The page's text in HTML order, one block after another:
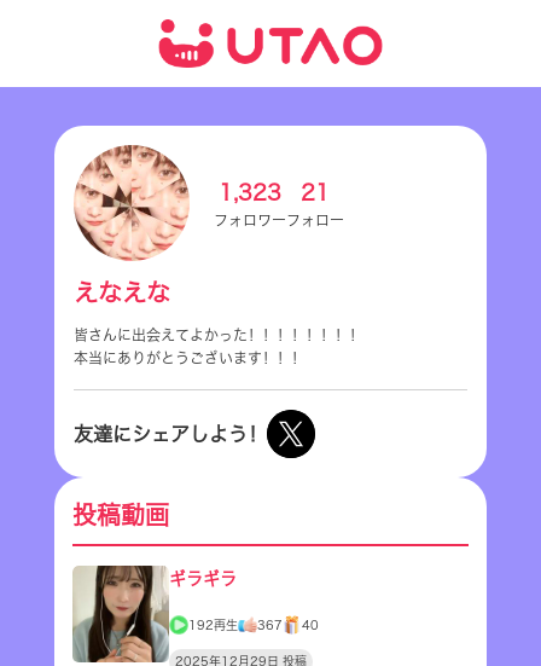
1,323
フォロワー
21
フォロー
えなえな
皆さんに出会えてよかった！！！！！！！！
本当にありがとうございます！！！
友達にシェアしよう！
投稿動画
ギラギラ
192再生 367 40
2025年12月29日 投稿